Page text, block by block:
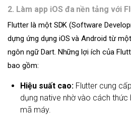
2. Làm app iOS đa nền tảng với
Flutter là một SDK (Software
dựng ứng dụng iOS và Android từ
ngôn ngữ Dart. Những lợi ích của
bao gồm:
Hiệu suất cao: Flutter cung
dụng native nhờ vào cách thức
mã máy.